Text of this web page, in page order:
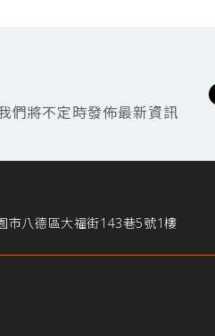
們將不定時發佈最新資訊
市八德區大福街143巷5號1樓